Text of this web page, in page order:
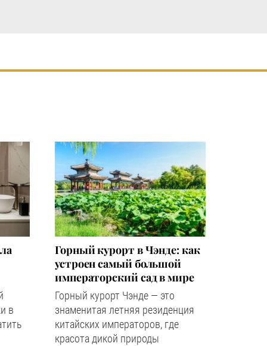
в
Горный курорт в Чэнде: как
устроен самый большой
императорский сад в мире
Горный курорт Чэнде — это
знаменитая летняя резиденция
китайских императоров, где
красота дикой природы